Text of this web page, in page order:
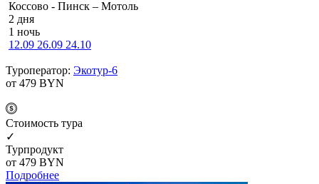
Коссово - Пинск – Мотоль
2 дня
1 ночь
12.09 26.09 24.10
Туроператор: Экотур-6
от 479 BYN
Cтоимость тура
✓
Турпродукт
от 479 BYN
Подробнее